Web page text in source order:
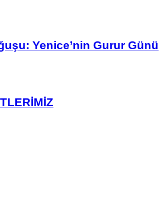
Ye­ni­ce’nin Gurur Günü